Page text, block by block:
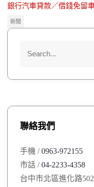
銀行汽車貸款／借錢免留
新聞
f
:
聯絡我們
手機 /0963-972155
市話 /04-2233-4358
台中市北區進化路